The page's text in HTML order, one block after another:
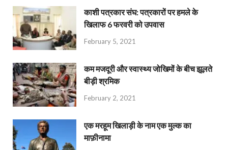
काशी पत्रकार संघ: पत्रकारों पर हमले के
खिलाफ 6 फरवरी को उपवास
February 5, 2021
कम मजदूरी और स्वास्थ्य जोखिमों के बीच झूलते
बीड़ी श्रमिक
February 2, 2021
एक मरहूम खिलाड़ी के नाम एक मुल्क का
माफ़ीनामा